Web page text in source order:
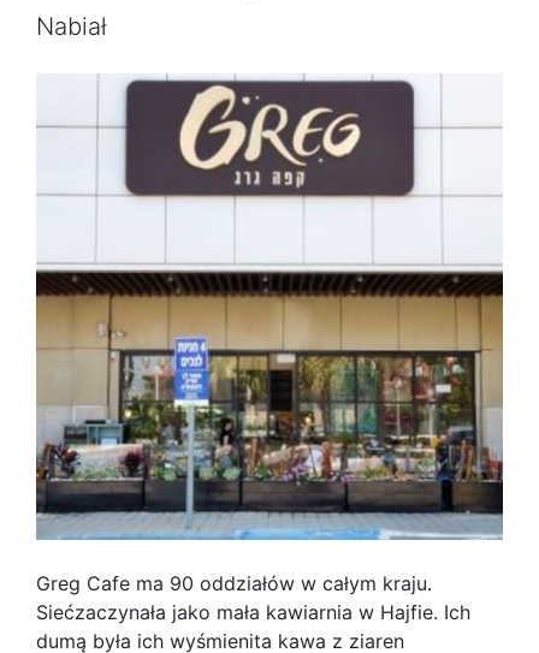
Nabiał
Greg Cafe ma 90 oddziałów w całym kraju.
Siećzaczynała jako mała kawiarnia w Hajfie. Ich
dumą była ich wyśmienita kawa z ziaren